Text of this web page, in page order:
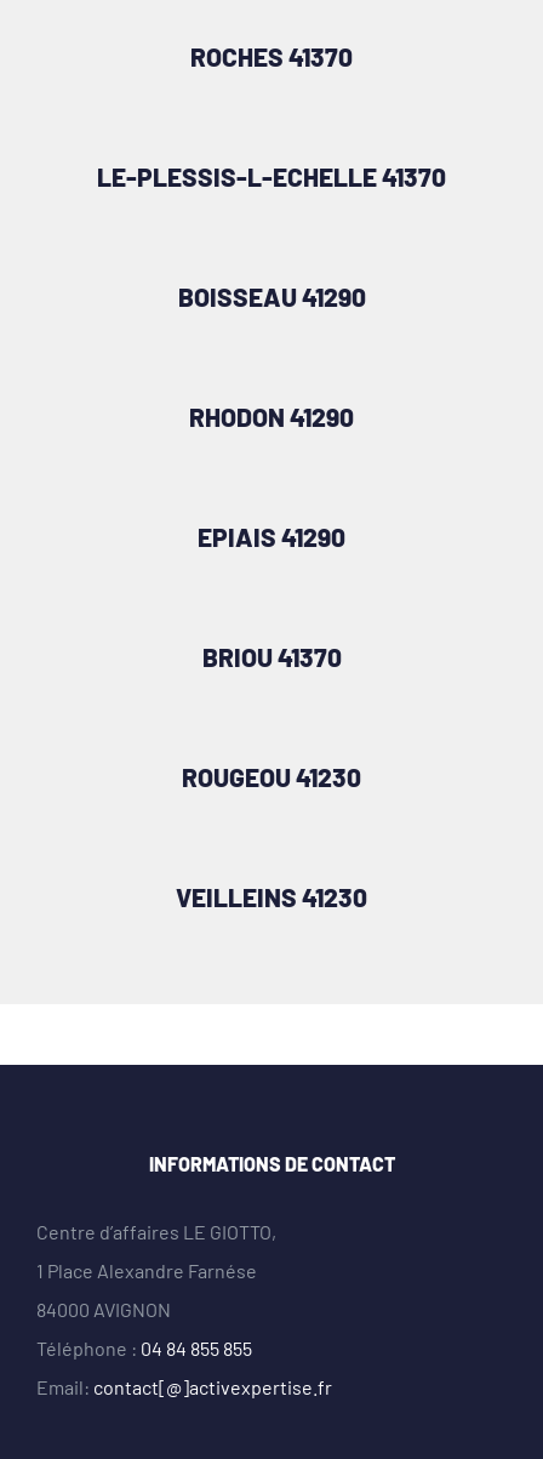
ROCHES 41370
LE-PLESSIS-L-ECHELLE 41370
BOISSEAU 41290
RHODON 41290
EPIAIS 41290
BRIOU 41370
ROUGEOU 41230
VEILLEINS 41230
INFORMATIONS DE CONTACT
Centre d’affaires LE GIOTTO,
1 Place Alexandre Farnése
84000 AVIGNON
Téléphone : 04 84 855 855
Email: contact[@]activexpertise.fr